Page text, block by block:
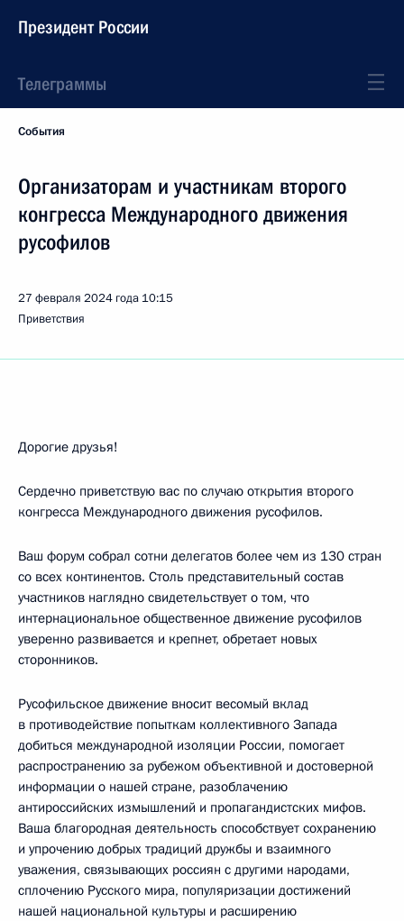
Президент России
Телеграммы
События
Организаторам и участникам второго
конгресса Международного движения
русофилов
27 февраля 2024 года 10:15
Приветствия
Дорогие друзья!
Сердечно приветствую вас по случаю открытия второго
конгресса Международного движения русофилов.
Ваш форум собрал сотни делегатов более чем из 130 стран
со всех континентов. Столь представительный состав
участников наглядно свидетельствует о том, что
интернациональное общественное движение русофилов
уверенно развивается и крепнет, обретает новых
сторонников.
Русофильское движение вносит весомый вклад
в противодействие попыткам коллективного Запада
добиться международной изоляции России, помогает
распространению за рубежом объективной и достоверной
информации о нашей стране, разоблачению
антироссийских измышлений и пропагандистских мифов.
Ваша благородная деятельность способствует сохранению
и упрочению добрых традиций дружбы и взаимного
уважения, связывающих россиян с другими народами,
сплочению Русского мира, популяризации достижений
нашей национальной культуры и расширению